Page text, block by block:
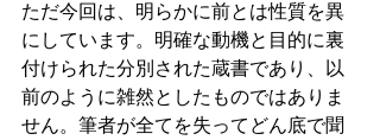
ただ今回は、明らかに前とは性質を異
にしています。明確な動機と目的に裏
付けられた分別された蔵書であり、以
前のように雑然としたものではありま
せん。筆者が全てを失ってどん底で聞